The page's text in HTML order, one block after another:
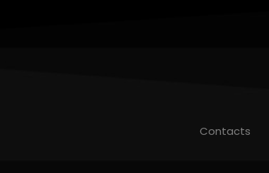
Contacts